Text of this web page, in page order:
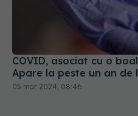
COVID, asociat cu o
Apare la peste un an de
05 mar 2024, 08:46